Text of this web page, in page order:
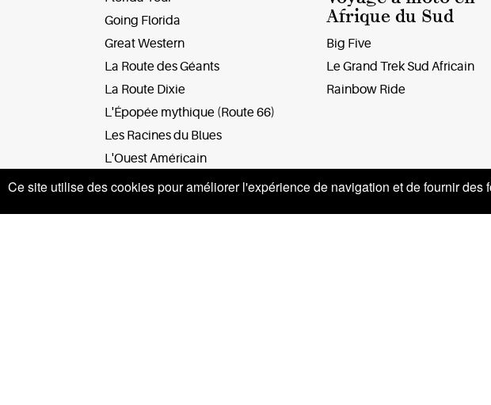
Going Florida
Great Western
La Route des Géants
La Route Dixie
L'Épopée mythique (Route 66)
Les Racines du Blues
L'Ouest Américain
Pacific Coast
Afrique du Sud
Big Five
Le Grand Trek Sud Africain
Rainbow Ride
Ce site utilise des cookies pour améliorer l'expérience de navigation et de fournir des